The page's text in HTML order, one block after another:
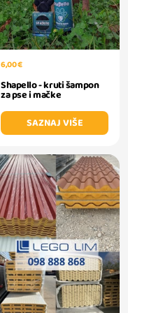
6,00 €
Shapello - kruti šampon
za pse i mačke
SAZNAJ VIŠE